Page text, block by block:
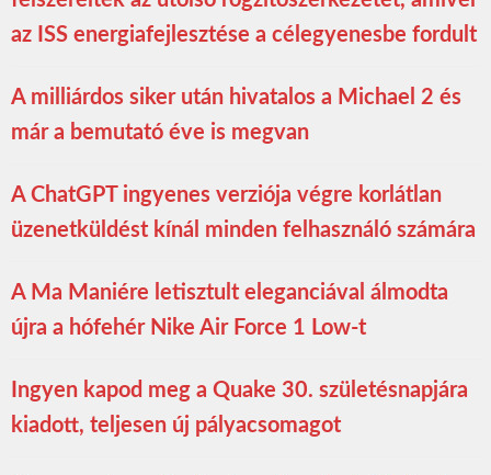
az ISS energiafejlesztése a célegyenesbe fordult
A milliárdos siker után hivatalos a Michael 2 és
már a bemutató éve is megvan
A ChatGPT ingyenes verziója végre korlátlan
üzenetküldést kínál minden felhasználó számára
A Ma Maniére letisztult eleganciával álmodta
újra a hófehér Nike Air Force 1 Low-t
Ingyen kapod meg a Quake 30. születésnapjára
kiadott, teljesen új pályacsomagot